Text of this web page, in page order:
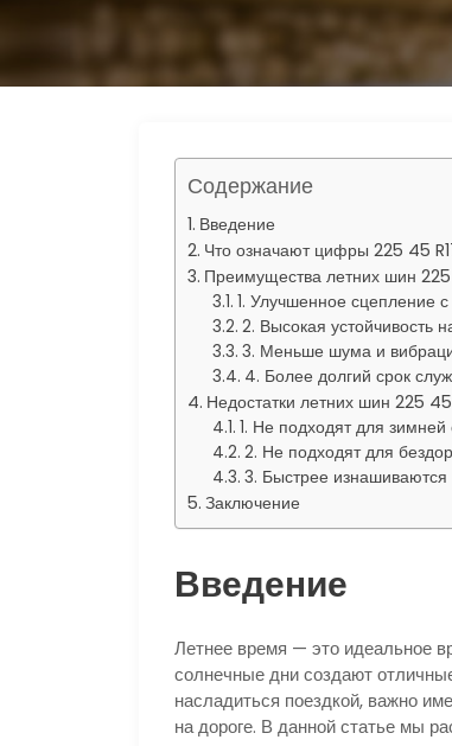
Содержание
Введение
Что означают цифры 225 45
Преимущества летних шин 225
1. Улучшенное сцепление с
2. Высокая устойчивость
3. Меньше шума и
4. Более долгий срок
Недостатки летних шин 225 45
1. Не подходят для зимней
2. Не подходят для
3. Быстрее изнашиваются
Заключение
Введение
Летнее время — это идеальное
солнечные дни создают
насладиться поездкой, важно
на дороге. В данной статье мы